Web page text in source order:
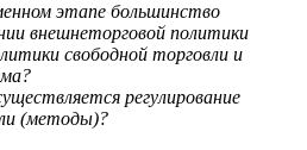
этапе большинство
внешнеторговой политики
свободной торговли и
регулирование
(методы)?